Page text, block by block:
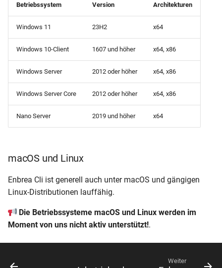
Betriebssystem Version Architekturen
Windows 11 23H2 x64
Windows 10-Client 1607 und höher x64, x86
Windows Server 2012 oder höher x64, x86
Windows Server Core 2012 oder höher x64, x86
Nano Server 2019 und höher x64
macOS und Linux
Enbrea Cli ist generell auch unter macOS und gängigen
Linux-Distributionen lauffähig.
Die Betriebssysteme macOS und Linux werden im
Moment von uns nicht aktiv unterstützt!.
Weiter